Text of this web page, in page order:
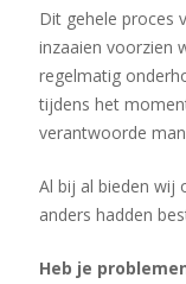
Dit gehele proces
inzaaien voorzien
regelmatig
tijdens het
verantwoorde
Al bij al bieden wij
anders hadden
Heb je